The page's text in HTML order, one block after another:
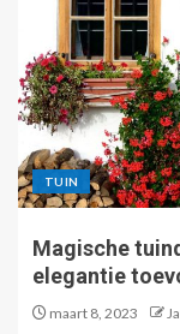
TUIN
Magische
elegantie
maart 8, 2023